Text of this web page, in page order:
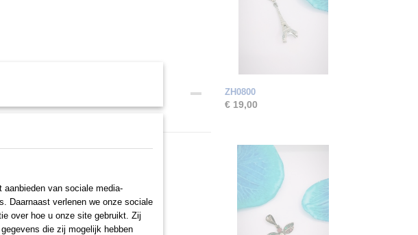
ZH0800
€ 19,00
van sociale media-
Daarnaast verlenen we onze sociale
over hoe u onze site gebruikt. Zij
die zij mogelijk hebben